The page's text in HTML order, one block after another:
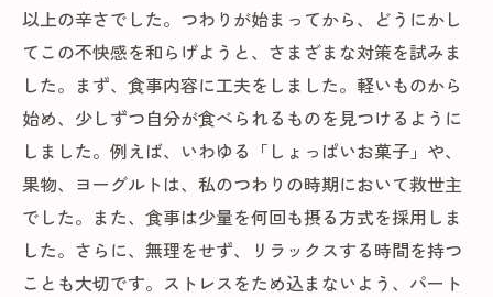
以上の辛さでした。つわりが始まってから、どうにかし
てこの不快感を和らげようと、さまざまな対策を試みま
した。まず、食事内容に工夫をしました。軽いものから
始め、少しずつ自分が食べられるものを見つけるように
しました。例えば、いわゆる「しょっぱいお菓子」や、
果物、ヨーグルトは、私のつわりの時期において救世主
でした。また、食事は少量を何回も摂る方式を採用しま
した。さらに、無理をせず、リラックスする時間を持つ
ことも大切です。ストレスをため込まないよう、パート